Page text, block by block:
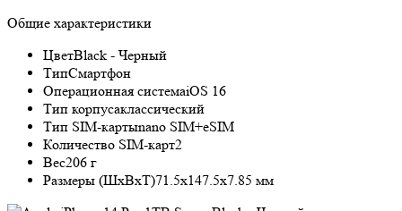
Общие характеристики
ЦветBlack - Черный
ТипСмартфон
Операционная системаiOS 16
Тип корпусаклассический
Тип SIM-картыnano SIM+eSIM
Количество SIM-карт2
Вес206 г
Размеры (ШxВxТ)71.5x147.5x7.85 мм